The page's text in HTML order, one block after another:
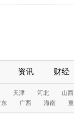
资讯 财经
天津 河北
山西
东 广西 海南